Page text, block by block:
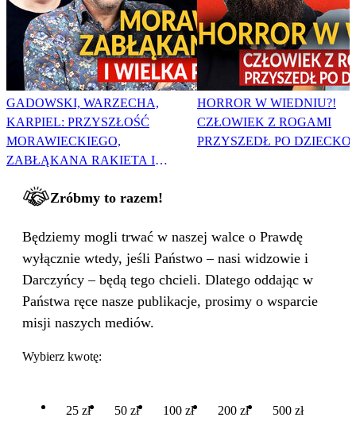
GADOWSKI, WARZECHA,
KARPIEL: PRZYSZŁOŚĆ
MORAWIECKIEGO,
ZABŁĄKANA RAKIETA I
HORROR W WIEDNIU?!
CZŁOWIEK Z ROGAMI
PRZYSZEDŁ PO DZIECKO
Zróbmy to razem!
Będziemy mogli trwać w naszej walce o Prawdę
wyłącznie wtedy, jeśli Państwo – nasi widzowie i
Darczyńcy – będą tego chcieli. Dlatego oddając w
Państwa ręce nasze publikacje, prosimy o wsparcie
misji naszych mediów.
Wybierz kwotę:
25 zł 50 zł 100 zł 200 zł 500 zł